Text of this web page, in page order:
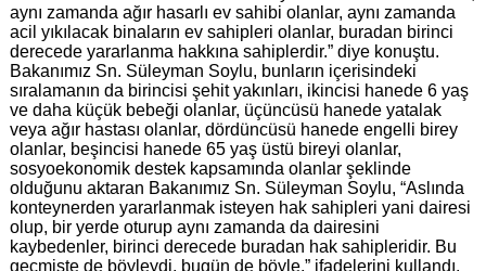
aynı zamanda ağır hasarlı ev sahibi olanlar, aynı zamanda
acil yıkılacak binaların ev sahipleri olanlar, buradan birinci
derecede yararlanma hakkına sahiplerdir.” diye konuştu.
Bakanımız Sn. Süleyman Soylu, bunların içerisindeki
sıralamanın da birincisi şehit yakınları, ikincisi hanede 6 yaş
ve daha küçük bebeği olanlar, üçüncüsü hanede yatalak
veya ağır hastası olanlar, dördüncüsü hanede engelli birey
olanlar, beşincisi hanede 65 yaş üstü bireyi olanlar,
sosyoekonomik destek kapsamında olanlar şeklinde
olduğunu aktaran Bakanımız Sn. Süleyman Soylu, “Aslında
konteynerden yararlanmak isteyen hak sahipleri yani dairesi
olup, bir yerde oturup aynı zamanda da dairesini
kaybedenler, birinci derecede buradan hak sahipleridir. Bu
geçmişte de böyleydi, bugün de böyle.” ifadelerini kullandı.